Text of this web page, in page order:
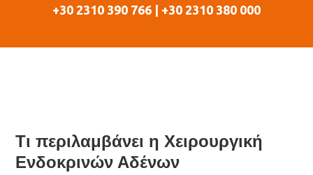
+30 2310 390 766 | +30 2310 380 000
Τι περιλαμβάνει η Χειρουργική
Ενδοκρινών Αδένων